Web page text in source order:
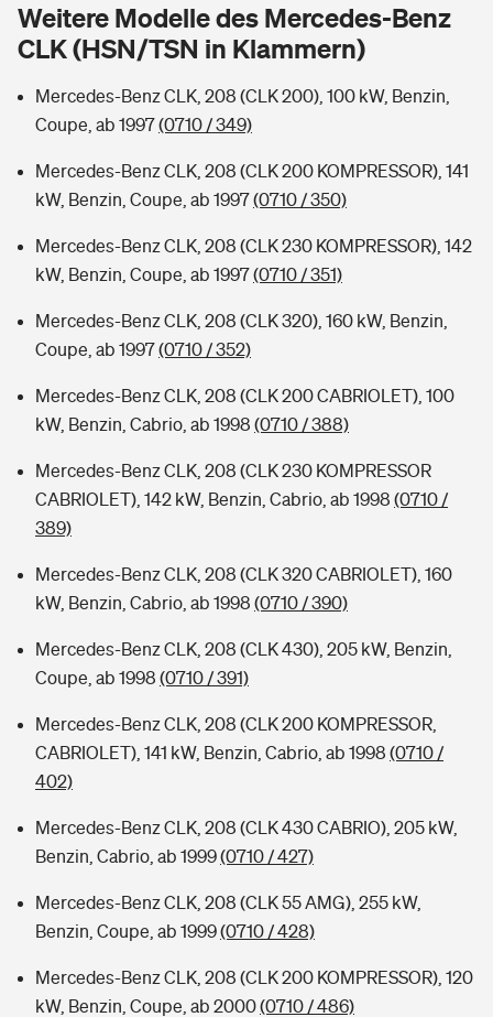
Wer versichert was: Jetzt Versicherer finden
Sie haben Fragen?
Musikinstrumentenversicherung
Zur Übersicht
Tools
Kinderunfall-Check: Mehr Sicherheit für deine Kids
Sie haben Fragen?
Weitere Modelle des Mercedes-Benz
CLK (HSN/TSN in Klammern)
Mercedes-Benz CLK, 208 (CLK 200), 100 kW, Benzin,
Coupe, ab 1997(0710 / 349)
Mercedes-Benz CLK, 208 (CLK 200 KOMPRESSOR), 141
kW, Benzin, Coupe, ab 1997(0710 / 350)
Mercedes-Benz CLK, 208 (CLK 230 KOMPRESSOR), 142
kW, Benzin, Coupe, ab 1997(0710 / 351)
Mercedes-Benz CLK, 208 (CLK 320), 160 kW, Benzin,
Coupe, ab 1997(0710 / 352)
Mercedes-Benz CLK, 208 (CLK 200 CABRIOLET), 100
kW, Benzin, Cabrio, ab 1998 (0710 / 388)
Mercedes-Benz CLK, 208 (CLK 230 KOMPRESSOR
CABRIOLET), 142 kW, Benzin, Cabrio, ab 1998 (0710 /
389)
Mercedes-Benz CLK, 208 (CLK 320 CABRIOLET), 160
kW, Benzin, Cabrio, ab 1998 (0710 / 390)
Mercedes-Benz CLK, 208 (CLK 430), 205 kW, Benzin,
Coupe, ab 1998 (0710 / 391)
Mercedes-Benz CLK, 208 (CLK 200 KOMPRESSOR,
CABRIOLET), 141 kW, Benzin, Cabrio, ab 1998 (0710 /
402)
Mercedes-Benz CLK, 208 (CLK 430 CABRIO), 205 kW,
Benzin, Cabrio, ab 1999(0710 / 427)
Mercedes-Benz CLK, 208 (CLK 55 AMG), 255 kW,
Benzin, Coupe, ab 1999(0710 / 428)
Mercedes-Benz CLK, 208 (CLK 200 KOMPRESSOR), 120
kW, Benzin, Coupe, ab 2000(0710 / 486)